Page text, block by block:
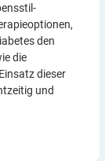
den
die
dieser
und